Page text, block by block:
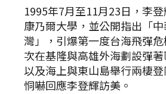
1995年7月至11月23日，李
康乃爾大學，並公開指出「
灣」，引爆第一度台海飛彈
次在基隆與高雄外海劃設彈著
以及海上與東山島舉行兩棲
恫嚇回應李登輝訪美。